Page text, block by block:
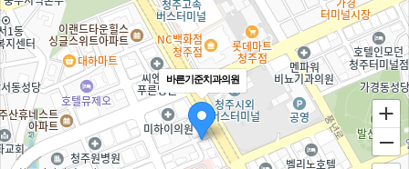
바른기준치과의원